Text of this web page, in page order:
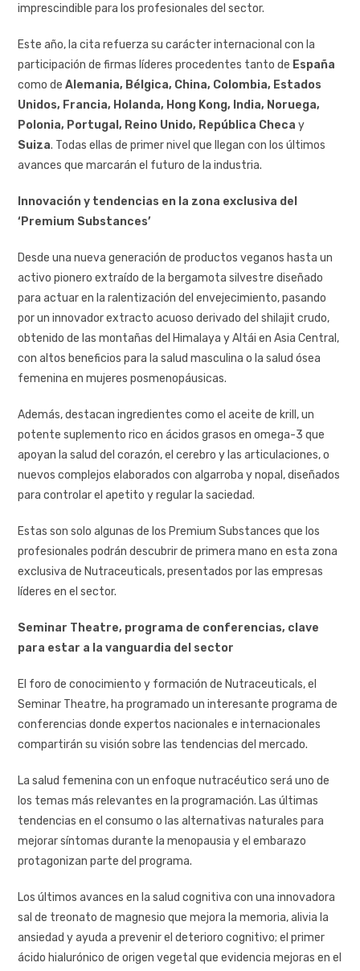
imprescindible para los profesionales del sector.
Este año, la cita refuerza su carácter internacional con la
participación de firmas líderes procedentes tanto de España
como deAlemania, Bélgica, China, Colombia, Estados
Unidos, Francia, Holanda, Hong Kong, India, Noruega,
Polonia, Portugal, Reino Unido, República Checay
Suiza. Todas ellas de primer nivel que llegan con los últimos
avances que marcarán el futuro de la industria.
Innovación y tendencias en la zona exclusiva del
‘Premium Substances’
Desde una nueva generación de productos veganos hasta un
activo pionero extraído de la bergamota silvestre diseñado
para actuar en la ralentización del envejecimiento, pasando
por un innovador extracto acuoso derivado del shilajit crudo,
obtenido de las montañas del Himalaya y Altái en Asia Central,
con altos beneficios para la salud masculina o la salud ósea
femenina en mujeres posmenopáusicas.
Además, destacan ingredientes como el aceite de krill, un
potente suplemento rico en ácidos grasos en omega-3 que
apoyan la salud del corazón, el cerebro y las articulaciones, o
nuevos complejos elaborados con algarroba y nopal, diseñados
para controlar el apetito y regular la saciedad.
Estas son solo algunas de los Premium Substances que los
profesionales podrán descubrir de primera mano en esta zona
exclusiva de Nutraceuticals, presentados por las empresas
líderes en el sector.
Seminar Theatre, programa de conferencias, clave
para estar a la vanguardia del sector
El foro de conocimiento y formación de Nutraceuticals, el
Seminar Theatre, ha programado un interesante programa de
conferencias donde expertos nacionales e internacionales
compartirán su visión sobre las tendencias del mercado.
La salud femenina con un enfoque nutracéutico será uno de
los temas más relevantes en la programación. Las últimas
tendencias en el consumo o las alternativas naturales para
mejorar síntomas durante la menopausia y el embarazo
protagonizan parte del programa.
Los últimos avances en la salud cognitiva con una innovadora
sal de treonato de magnesio que mejora la memoria, alivia la
ansiedad y ayuda a prevenir el deterioro cognitivo; el primer
ácido hialurónico de origen vegetal que evidencia mejoras en el